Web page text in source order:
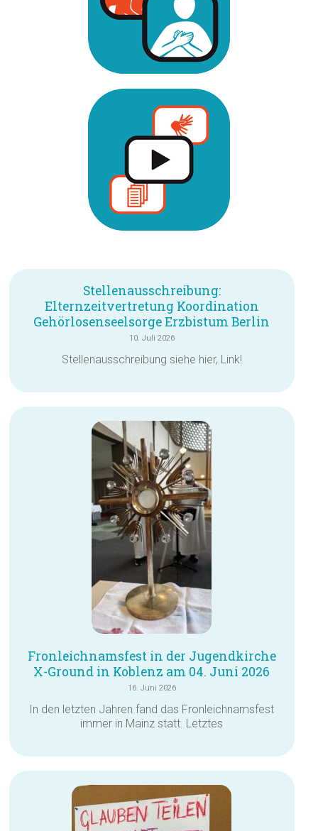
Stellenausschreibung:
Elternzeitvertretung Koordination
Gehörlosenseelsorge Erzbistum Berlin
10. Juli 2026
Stellenausschreibung siehe hier, Link!
Fronleichnamsfest in der Jugendkirche
X-Ground in Koblenz am 04. Juni 2026
16. Juni 2026
In den letzten Jahren fand das Fronleichnamsfest
immer in Mainz statt. Letztes